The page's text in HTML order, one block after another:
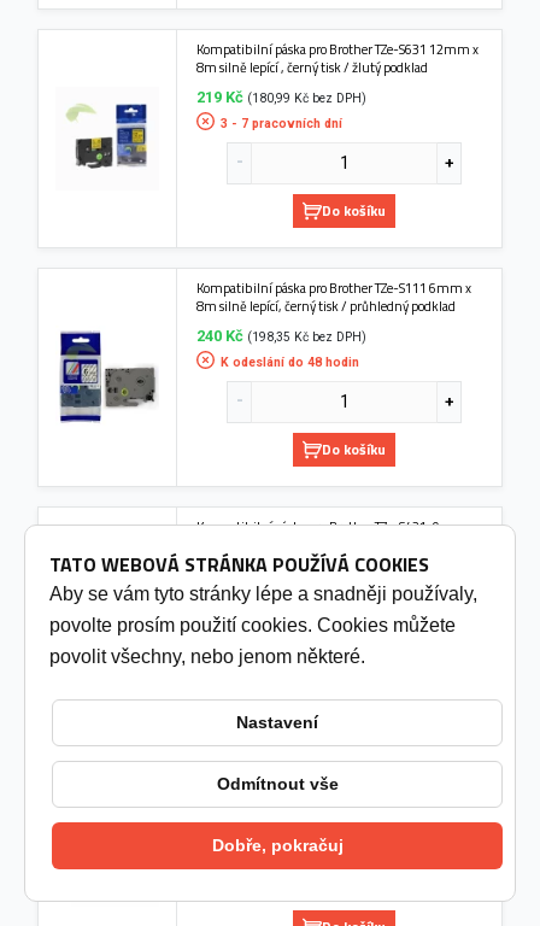
Kompatibilní páska pro Brother TZe-S631 12mm x
8m silně lepící , černý tisk / žlutý podklad
219 Kč (180,99 Kč bez DPH)
3 - 7 pracovních dní
Do košíku
Kompatibilní páska pro Brother TZe-S111 6mm x
8m silně lepící, černý tisk / průhledný podklad
240 Kč (198,35 Kč bez DPH)
K odeslání do 48 hodin
Do košíku
Kompatibilní páska pro Brother TZe-S421, 9mm ×
249 Kč (205,79 Kč bez DPH)
3 - 7 pracovních dní
Kompatibilní páska pro Brother TZe-S115, 6mm ×
8m, silně lepící, bílý tisk / průhledný podklad
249 Kč
3 - 7 pracovních dní
TATO WEBOVÁ STRÁNKA POUŽÍVÁ COOKIES
Aby se vám tyto stránky lépe a snadněji používaly,
povolte prosím použití cookies. Cookies můžete
povolit všechny, nebo jenom některé.
Nastavení
Odmítnout vše
Dobře, pokračuj